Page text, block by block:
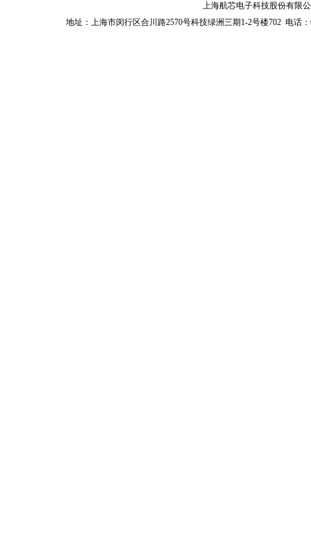
上海航芯电子科技股份有限公
地址：上海市闵行区合川路2570号科技绿洲三期1-2号楼702 电话